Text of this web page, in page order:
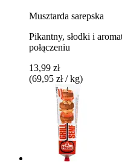
Musztarda sarepska
Pikantny, słodki i
połączeniu
13,99 zł
(69,95 zł / kg)